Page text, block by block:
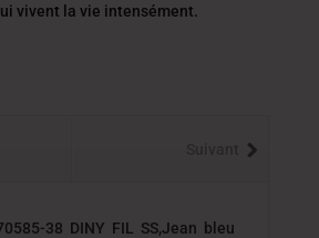
vivent la vie intensément.
38 DINY FIL SS,Jean bleu